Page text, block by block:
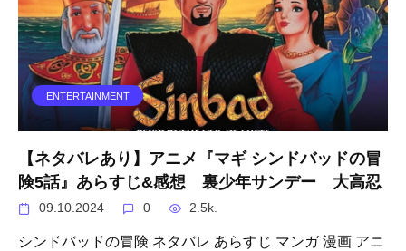
ENTERTAINMENT
【ネタバレあり】アニメ『マギ シンドバッドの冒
険5話』あらすじ&感想 裏少年サンデー 大高忍
09.10.2024 0 2.5k.
シンドバッドの冒険 ネタバレ あらすじ マンガ 漫画 アニ